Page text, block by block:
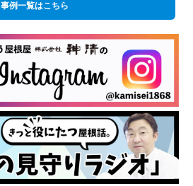
事例一覧はこちら